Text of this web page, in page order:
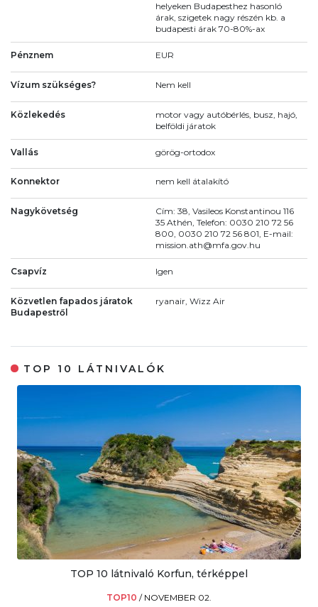
helyeken Budapesthez hasonló
árak, szigetek nagy részén kb. a
budapesti árak 70-80%-ax
Pénznem EUR
Vízum szükséges? Nem kell
Közlekedés
motor vagy autóbérlés, busz, hajó,
belföldi járatok
Vallás görög-ortodox
Konnektor nem kell átalakító
Nagykövetség
Cím: 38, Vasileos Konstantinou 116
35 Athén, Telefon: 0030 210 72 56
800, 0030 210 72 56 801, E-mail:
mission.ath@mfa.gov.hu
Csapvíz Igen
Közvetlen fapados járatok
Budapestről
ryanair, Wizz Air
TOP 10 LÁTNIVALÓK
TOP 10 látnivaló Korfun, térképpel
TOP10 / NOVEMBER 02.